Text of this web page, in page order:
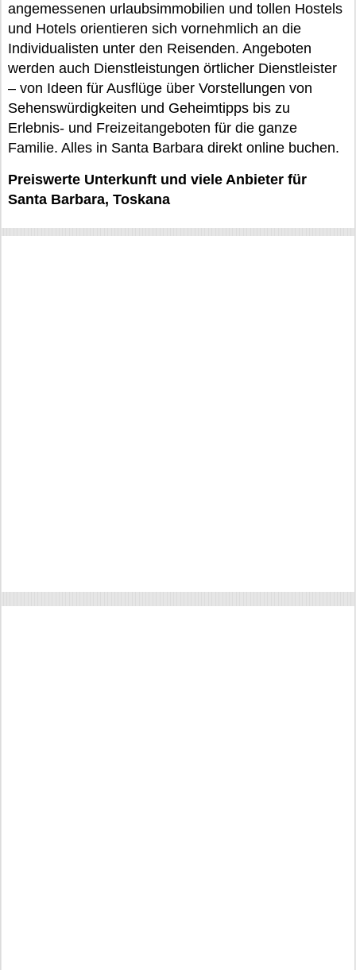
angemessenen urlaubsimmobilien und tollen Hostels
und Hotels orientieren sich vornehmlich an die
Individualisten unter den Reisenden. Angeboten
werden auch Dienstleistungen örtlicher Dienstleister
– von Ideen für Ausflüge über Vorstellungen von
Sehenswürdigkeiten und Geheimtipps bis zu
Erlebnis- und Freizeitangeboten für die ganze
Familie. Alles in Santa Barbara direkt online buchen.
Preiswerte Unterkunft und viele Anbieter für
Santa Barbara, Toskana